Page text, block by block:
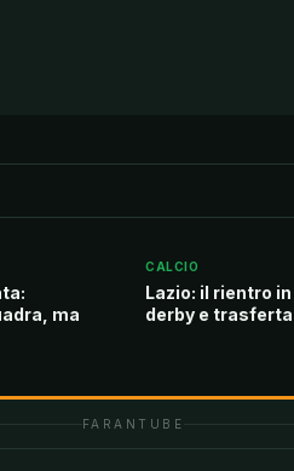
ma
CALCIO
Lazio: il rientro
derby e trasferta
FARANTUBE